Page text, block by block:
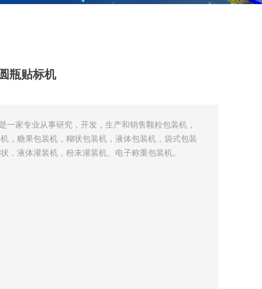
瓶贴标机
一家专业从事研究，开发，生产和销售颗粒包装机，
，糖果包装机，糊状包装机，液体包装机，袋式包装
，液体灌装机，粉末灌装机、电子称重包装机。